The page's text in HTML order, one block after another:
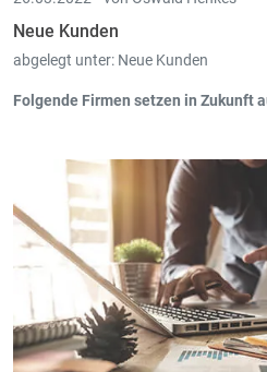
Neue Kunden
abgelegt unter: Neue Kunden
Folgende Firmen setzen in Zukunft
Lenster Energie, Gonderange
in) ab 03/2022
Salaisons Malmedy (Book-in,
S-Cape sàrl, Bertrange (Book-in,
Prosport SA, Bertrange (Book-
Citabel Sports SA, Leudelange
Tornado Constructions SARL,